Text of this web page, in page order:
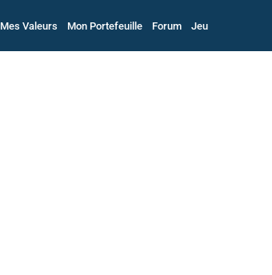
Mes Valeurs Mon Portefeuille Forum Jeu